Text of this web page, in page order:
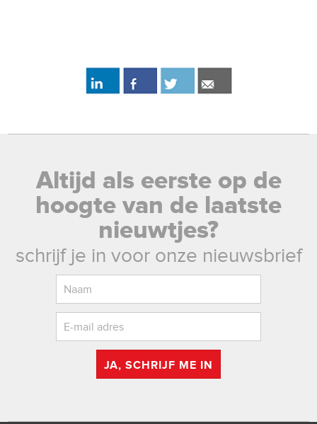
Altijd als eerste op de
hoogte van de laatste
nieuwtjes?
schrijf je in voor onze nieuwsbrief
JA, SCHRIJF ME IN